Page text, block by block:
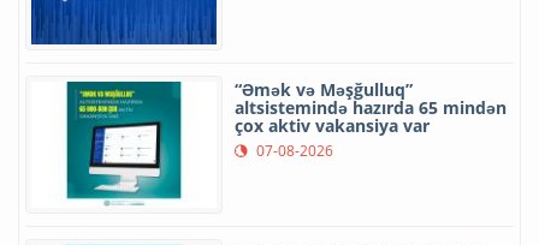
“Əmək və Məşğulluq”
altsistemində hazırda 65 mindən
çox aktiv vakansiya var
07-08-2026